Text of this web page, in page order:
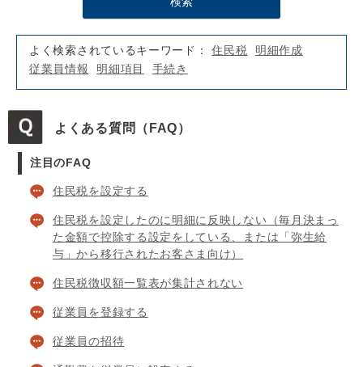
よく検索されているキーワード：住民税
明細作成
従業員情報
明細項目 手続き
よくある質問（FAQ）
注目のFAQ
住民税を設定する
住民税を設定したのに明細に反映しない（毎月決まっ
た金額で控除する設定をしている、または「弥生給
与」から移行されたお客さま向け）
住民税徴収額一覧表が集計されない
従業員を登録する
従業員の招待